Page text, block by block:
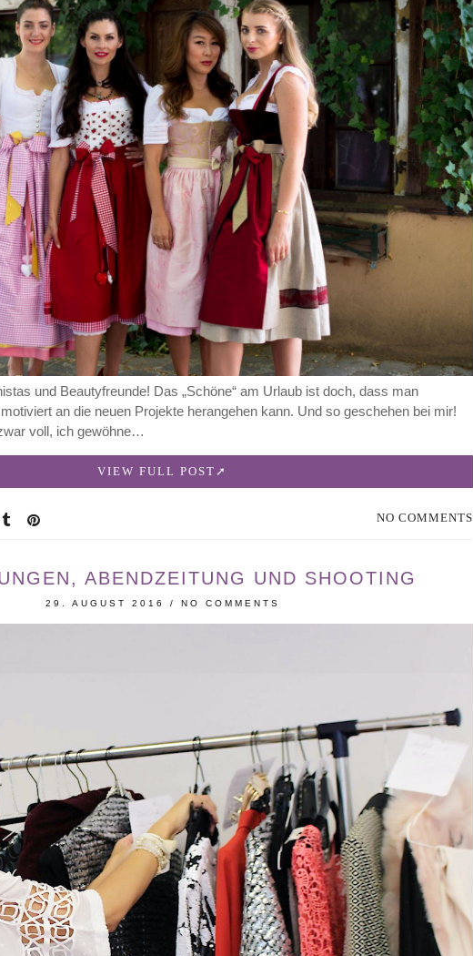
und Beautyfreunde! Das „Schöne“ am Urlaub ist doch, dass man
an die neuen Projekte herangehen kann. Und so geschehen bei mir!
voll, ich gewöhne…
VIEW FULL POST
NO COMMENTS
ABENDZEITUNG UND SHOOTING
29. AUGUST 2016 / NO COMMENTS